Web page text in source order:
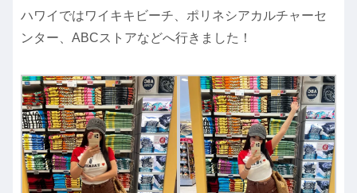
ハワイではワイキキビーチ、ポリネシアカルチャーセ
ンター、ABCストアなどへ行きました！